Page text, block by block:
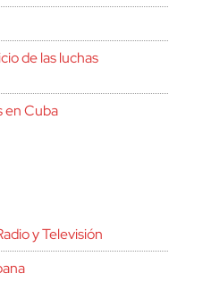
de las luchas
en Cuba
y Televisión